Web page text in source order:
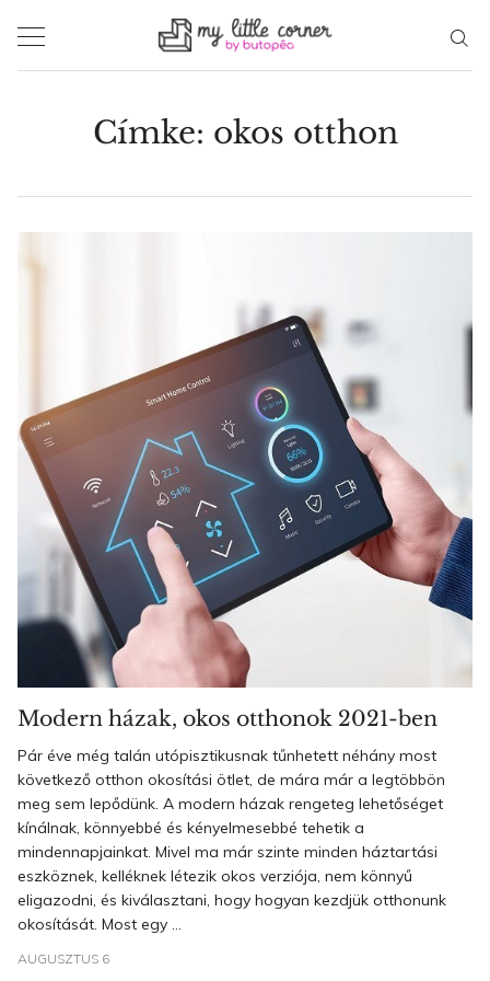
Címke: okos otthon
Modern házak, okos otthonok 2021-ben
Pár éve még talán utópisztikusnak tűnhetett néhány most
következő otthon okosítási ötlet, de mára már a legtöbbön
meg sem lepődünk. A modern házak rengeteg lehetőséget
kínálnak, könnyebbé és kényelmesebbé tehetik a
mindennapjainkat. Mivel ma már szinte minden háztartási
eszköznek, kelléknek létezik okos verziója, nem könnyű
eligazodni, és kiválasztani, hogy hogyan kezdjük otthonunk
okosítását. Most egy ...
AUGUSZTUS 6